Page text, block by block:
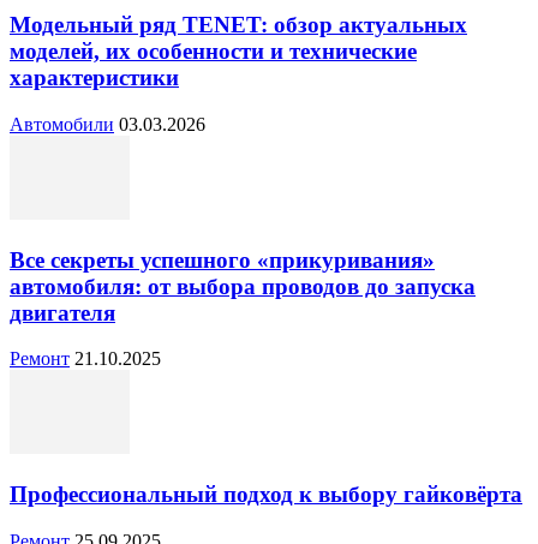
Модельный ряд TENET: обзор актуальных
моделей, их особенности и технические
характеристики
Автомобили 03.03.2026
Все секреты успешного «прикуривания»
автомобиля: от выбора проводов до запуска
двигателя
Ремонт 21.10.2025
Профессиональный подход к выбору гайковёрта